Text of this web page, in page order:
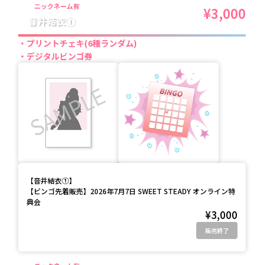
ニックネーム有
音井結衣① ¥3,000
プリントチェキ(6種ランダム)
デジタルビンゴ券
【音井結衣①】
【ビンゴ先着販売】2026年7月7日 SWEET STEADY オンライン特
典会
¥3,000
販売終了